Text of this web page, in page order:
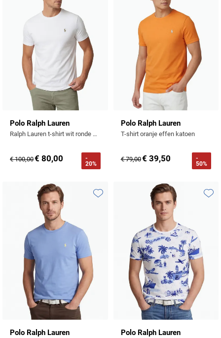
Polo Ralph Lauren
Ralph Lauren t-shirt wit ronde hals
€ 100,00€ 80,00
-
20%
Polo Ralph Lauren
T-shirt oranje effen katoen
€ 79,00€ 39,50
-
50%
Polo Ralph Lauren
Toevoegen aan favorieten
Polo Ralph Lauren